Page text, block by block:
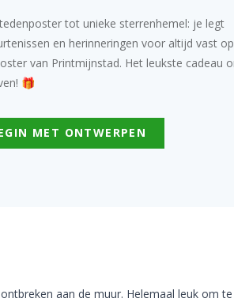
tot unieke sterrenhemel: je legt
en herinneringen voor altijd vast op
van Printmijnstad. Het leukste cadeau
🎁
MET ONTWERPEN
aan de muur. Helemaal leuk om